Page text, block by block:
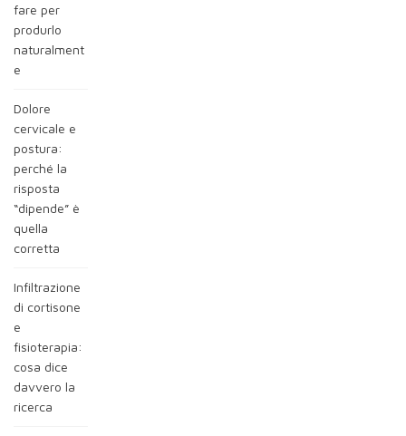
fare per
produrlo
naturalment
e
Dolore
cervicale e
postura:
perché la
risposta
“dipende” è
quella
corretta
Infiltrazione
di cortisone
e
fisioterapia:
cosa dice
davvero la
ricerca